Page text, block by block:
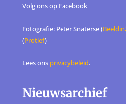
Volg ons op Facebook
Fotografie: Peter Snaterse (
(Protief)
Lees ons privacybeleid.
Nieuwsarchief